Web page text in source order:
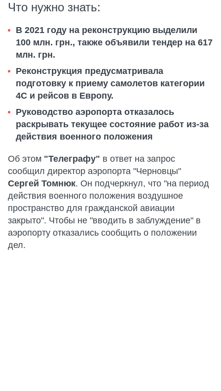
Что нужно знать:
В 2021 году на реконструкцию выделили
100 млн. грн., также объявили тендер на 617
млн. грн.
Реконструкция предусматривала
подготовку к приему самолетов категории
4С и рейсов в Европу.
Руководство аэропорта отказалось
раскрывать текущее состояние работ из-за
действия военного положения
Об этом "Телеграфу" в ответ на запрос
сообщил директор аэропорта "Черновцы"
Сергей Томнюк. Он подчеркнул, что "на период
действия военного положения воздушное
пространство для гражданской авиации
закрыто". Чтобы не "вводить в заблуждение" в
аэропорту отказались сообщить о положении
дел.